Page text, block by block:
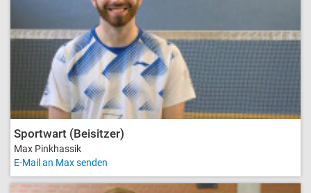
Sportwart (Beisitzer)
Max Pinkhassik
E-Mail an Max senden